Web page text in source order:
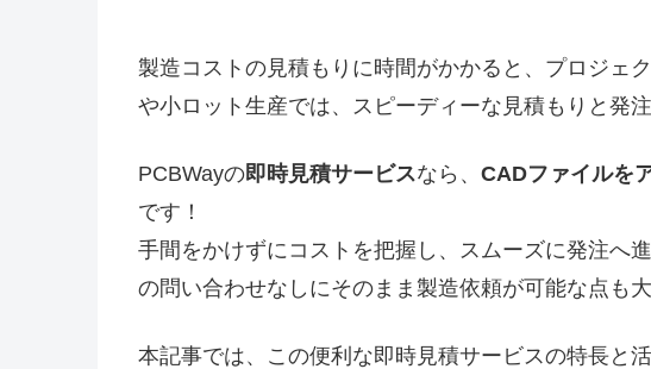
製造コストの見積もりに時間がかかると、プロジェ
や小ロット生産では、スピーディーな見積もりと発
PCBWayの即時見積サービスなら、 CADファイルを
です！
手間をかけずにコストを把握し、スムーズに発注へ
の問い合わせなしにそのまま製造依頼が可能な点も
本記事では、この便利な即時見積サービスの特長と